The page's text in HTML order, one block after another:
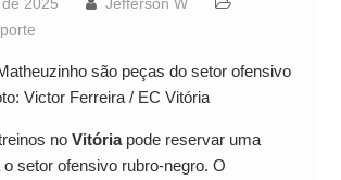
são peças do setor ofensivo
Victor Ferreira / EC Vitória
no Vitóriapode reservar uma
o setor ofensivo rubro-negro. O